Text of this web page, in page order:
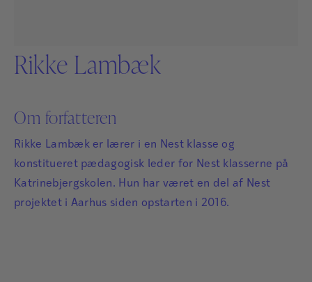
Rikke Lambæk
Om forfatteren
Rikke Lambæk er lærer i en Nest klasse og
konstitueret pædagogisk leder for Nest klasserne på
Katrinebjergskolen. Hun har været en del af Nest
projektet i Aarhus siden opstarten i 2016.